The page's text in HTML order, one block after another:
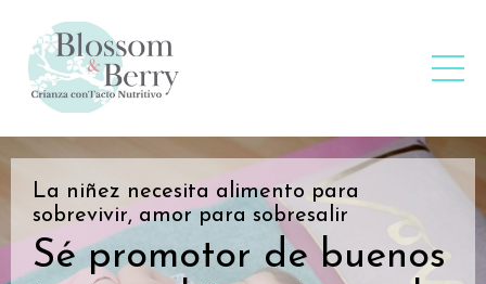
La niñez necesita alimento para
sobrevivir, amor para sobresalir
Sé promotor de buenos